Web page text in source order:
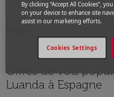
Accueil Vols Vols pour
Offres de vols
Luanda à Espagne
By clicking “Accept All Cookies”,
on your device to enhance site
assist in our marketing efforts.
Cookies Settings